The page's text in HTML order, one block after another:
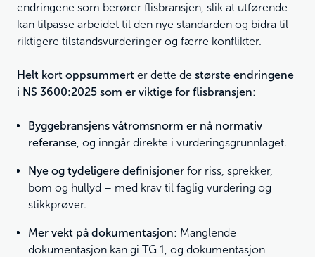
endringene som berører flisbransjen, slik at utførende
kan tilpasse arbeidet til den nye standarden og bidra til
riktigere tilstandsvurderinger og færre konflikter.
Helt kort oppsummert er dette de største endringene
i NS 3600:2025 som er viktige for flisbransjen:
Byggebransjens våtromsnorm er nå normativ
referanse, og inngår direkte i vurderingsgrunnlaget.
Nye og tydeligere definisjoner for riss, sprekker,
bom og hullyd – med krav til faglig vurdering og
stikkprøver.
Mer vekt på dokumentasjon: Manglende
dokumentasjon kan gi TG 1, og dokumentasjon